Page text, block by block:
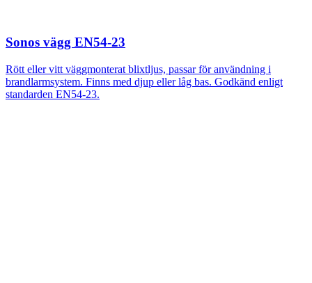
Sonos vägg EN54-23
Rött eller vitt väggmonterat blixtljus, passar för användning i
brandlarmsystem. Finns med djup eller låg bas. Godkänd enligt
standarden EN54-23.